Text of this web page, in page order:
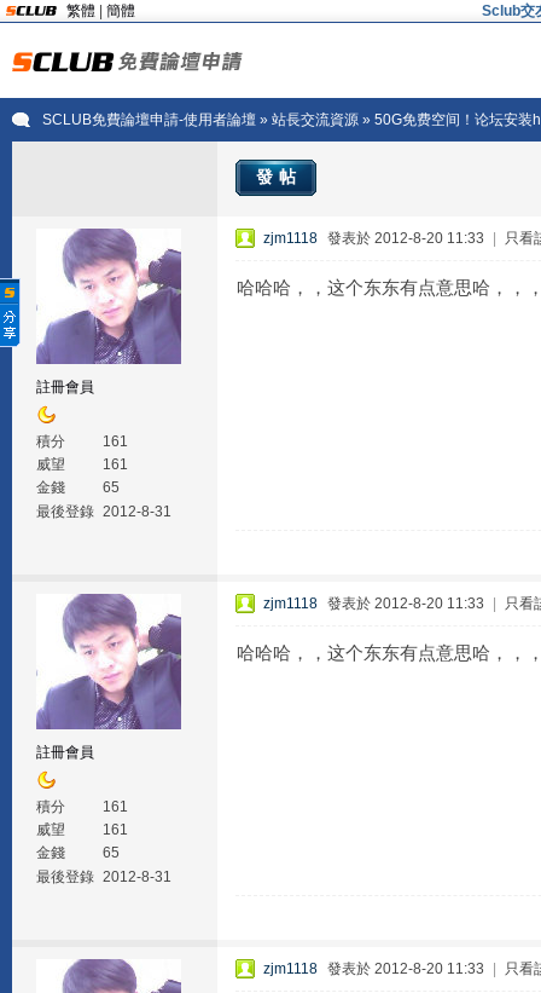
繁體 簡體 Sclub交
SCLUB免費論壇申請-使用者論壇» 站長交流資源» 50G免费空间！论坛安装
發帖
註冊會員
積分
161
威望
161
金錢
65
最後登錄 2012-8-31
zjm1118 發表於 2012-8-20 11:33 只看
哈哈哈，，这个东东有点意思哈，，
註冊會員
積分
161
威望
161
金錢
65
最後登錄 2012-8-31
zjm1118 發表於 2012-8-20 11:33 只看
哈哈哈，，这个东东有点意思哈，，
zjm1118 發表於 2012-8-20 11:33 只看